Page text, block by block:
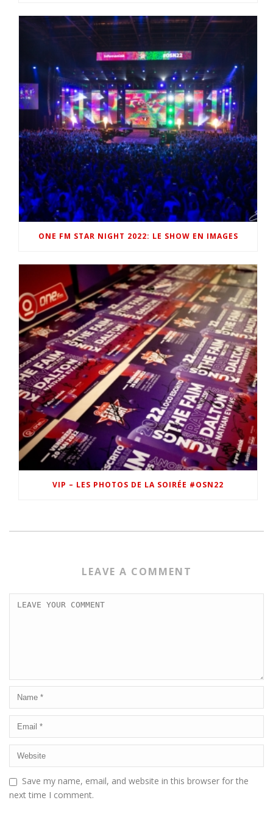
ONE FM STAR NIGHT 2022: LE SHOW EN IMAGES
VIP – LES PHOTOS DE LA SOIRÉE #OSN22
LEAVE A COMMENT
Save my name, email, and website in this browser for the
next time I comment.